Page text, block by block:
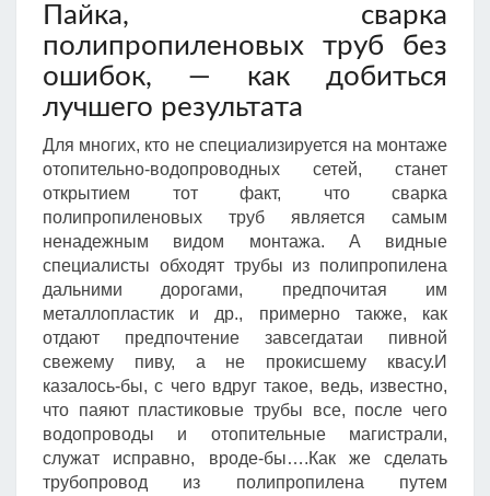
Пайка, сварка
полипропиленовых труб без
ошибок, — как добиться
лучшего результата
Для многих, кто не специализируется на монтаже
отопительно-водопроводных сетей, станет
открытием тот факт, что сварка
полипропиленовых труб является самым
ненадежным видом монтажа. А видные
специалисты обходят трубы из полипропилена
дальними дорогами, предпочитая им
металлопластик и др., примерно также, как
отдают предпочтение завсегдатаи пивной
свежему пиву, а не прокисшему квасу.И
казалось-бы, с чего вдруг такое, ведь, известно,
что паяют пластиковые трубы все, после чего
водопроводы и отопительные магистрали,
служат исправно, вроде-бы….Как же сделать
трубопровод из полипропилена путем